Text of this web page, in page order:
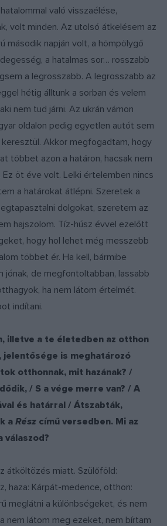
való visszaélése,
volt minden. Az utolsó átkelésem az
második napján volt, a hömpölygő
a hatalmas sor… rosszabb
a legrosszabb. A legrosszabb az
hétig álltunk a sorban és velem
nem tud járni. Az ukrán vámon
oldalon pedig egyetlen autót sem
Akkor megfogadtam, hogy
többet azon a határon, hacsak nem
öt éve volt. Lelki értelemben nincs
a határokat átlépni. Szeretek a
dolgokat, szeretem az
hajszolom. Tíz-húsz évvel ezelőtt
hogy hol lehet még messzebb
többet ér. Ha kell, bármibe
jónak, de megfontoltabban, lassabb
ha nem látom értelmét.
indítani.
illetve a te életedben az otthon
jelentősége is meghatározó
otthonnak, mit hazának? /
/ S a vége merre van? / A
és határral / Átszabták,
aRész című versedben. Mi az
válaszod?
átköltözés miatt. Szülőföld:
haza: Kárpát-medence, otthon:
meglátni a különbségeket, és nem
nem látom meg ezeket, nem bírtam